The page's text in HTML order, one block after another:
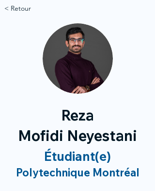
< Retour
Reza
Mofidi Neyestani
Étudiant(e)
Polytechnique Montréal